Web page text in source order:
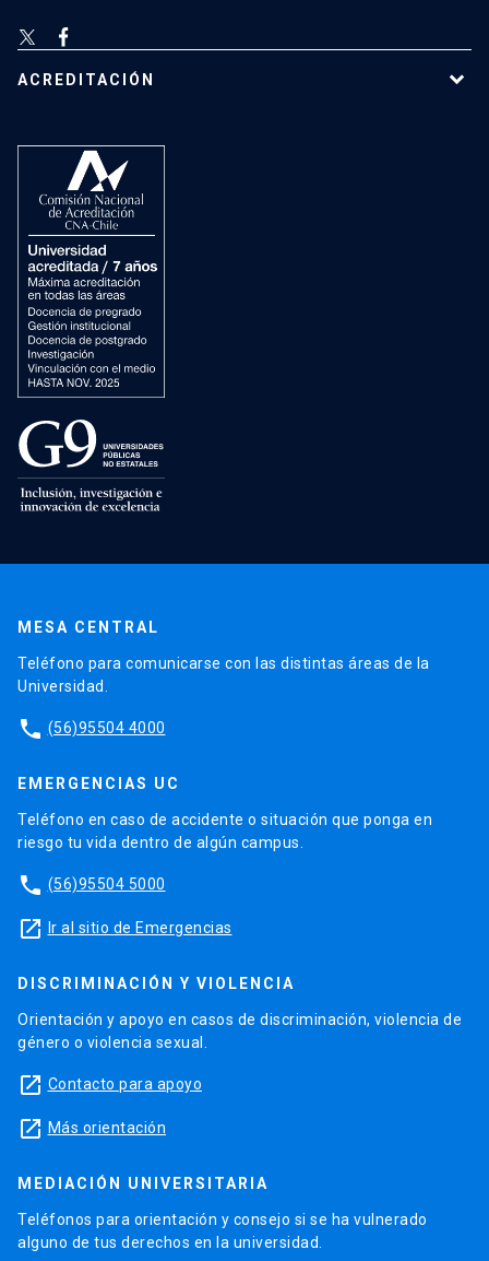
ACREDITACIÓN
MESA CENTRAL
Teléfono para comunicarse con las distintas áreas de la
Universidad.
phone (56)95504 4000
EMERGENCIAS UC
Teléfono en caso de accidente o situación que ponga en
riesgo tu vida dentro de algún campus.
phone (56)95504 5000
launch Ir al sitio de Emergencias
DISCRIMINACIÓN Y VIOLENCIA
Orientación y apoyo en casos de discriminación, violencia de
género o violencia sexual.
launch Contacto para apoyo
launch Más orientación
MEDIACIÓN UNIVERSITARIA
Teléfonos para orientación y consejo si se ha vulnerado
alguno de tus derechos en la universidad.